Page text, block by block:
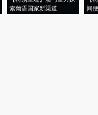
索葡语国家新渠道
间